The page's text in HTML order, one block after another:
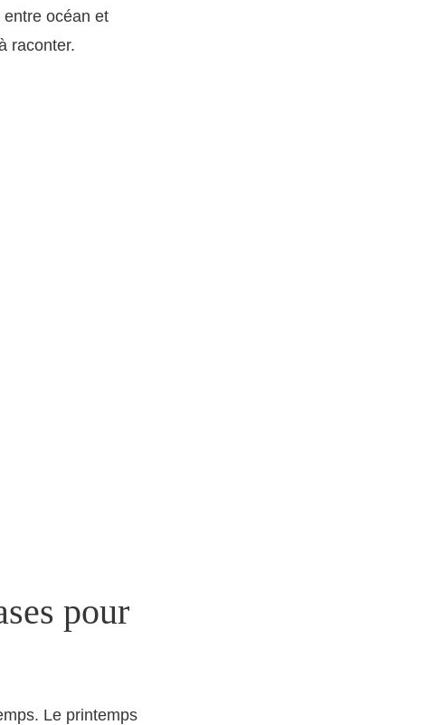
océan et
raconter.
pour
Le printemps